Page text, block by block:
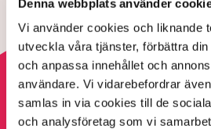
Denna webbplats använder
Vi använder cookies och liknande
utveckla våra tjänster, förbättra
och anpassa innehållet och
användare. Vi vidarebefordrar
samlas in via cookies till de
och analysföretag som vi
avvisa
helt ny
3 AUGUSTI
Läs mer om hoten mot